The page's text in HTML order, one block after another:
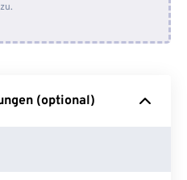
zu.
(optional)